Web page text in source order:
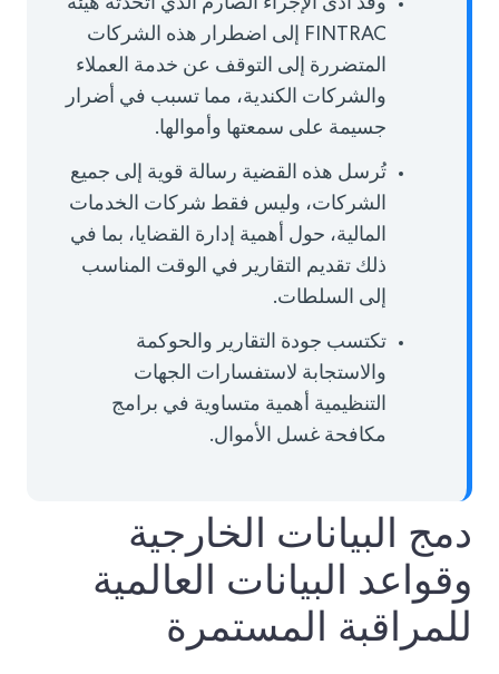
وقد أدى الإجراء الصارم الذي اتخذته هيئة
FINTRAC إلى اضطرار هذه الشركات
المتضررة إلى التوقف عن خدمة العملاء
والشركات الكندية، مما تسبب في أضرار
جسيمة على سمعتها وأموالها.
تُرسل هذه القضية رسالة قوية إلى جميع
الشركات، وليس فقط شركات الخدمات
المالية، حول أهمية إدارة القضايا، بما في
ذلك تقديم التقارير في الوقت المناسب
إلى السلطات.
تكتسب جودة التقارير والحوكمة
والاستجابة لاستفسارات الجهات
التنظيمية أهمية متساوية في برامج
مكافحة غسل الأموال.
دمج البيانات الخارجية
وقواعد البيانات العالمية
للمراقبة المستمرة